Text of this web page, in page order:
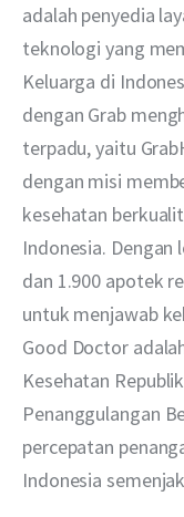
adalah penyedia
teknologi yang
Keluarga di
dengan Grab
terpadu, yaitu
dengan misi
kesehatan
Indonesia.
dan 1.900 apotek
untuk menjawab
Good Doctor
Kesehatan
Penanggulangan
percepatan
Indonesia